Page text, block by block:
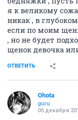
я к великому
никак , в
если по моим
, но не будет
щенок девочка
ОТВЕТИТЬ
Ohota
guru
05 декабря